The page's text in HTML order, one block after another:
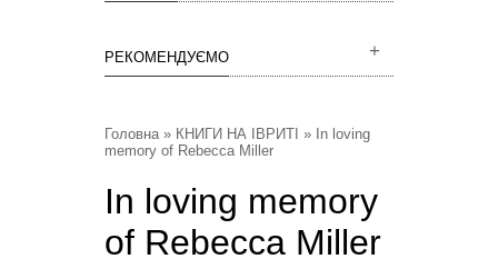
РЕКОМЕНДУЄМО
Головна» КНИГИ НА ІВРИТІ » In loving
memory of Rebecca Miller
In loving memory
of Rebecca Miller